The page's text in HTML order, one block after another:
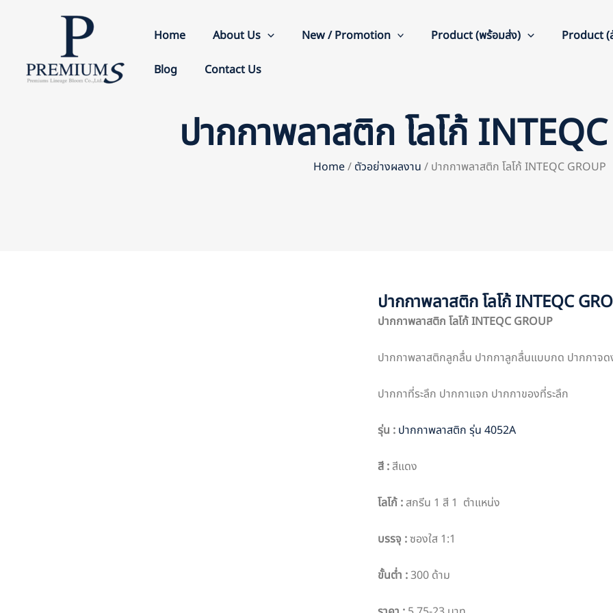
Home About Us New / Promotion Product (พร้อมส่ง) Product (
Blog Contact Us
ปากกาพลาสติก โลโก้
Home/ ตัวอย่างผลงาน / ปากกาพลาสติก โลโก้ INTEQC GROUP
ปากกาพลาสติก โลโก้ INTEQC
ปากกาพลาสติก โลโก้ INTEQC GROUP
ปากกาพลาสติกลูกลื่น ปากกาลูกลื่นแบบกด ปากกาจด
ปากกาที่ระลึก ปากกาแจก ปากกาของที่ระลึก
รุ่น : ปากกาพลาสติก รุ่น 4052A
สี : สีแดง
โลโก้ : สกรีน 1 สี 1 ตำแหน่ง
บรรจุ :ซองใส 1:1
ขั้นต่ำ :300 ด้าม